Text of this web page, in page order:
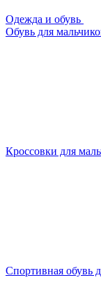
Одежда и обувь
Обувь для
Кроссовки для
Спортивная обувь